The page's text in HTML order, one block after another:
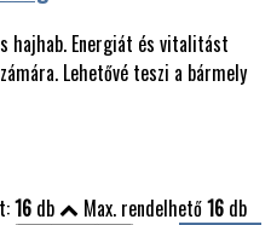
hajhab. Energiát és vitalitást
Lehetővé teszi a bármely
16 db Max. rendelhető16 db